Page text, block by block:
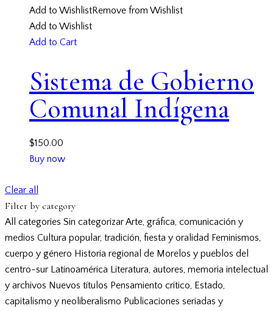
Add to WishlistRemove from Wishlist
Add to Wishlist
Add to Cart
Sistema de Gobierno
Comunal Indígena
$150.00
Buy now
Clear all
Filter by category
All categories Sin categorizarArte, gráfica, comunicación y
medios Cultura popular, tradición, fiesta y oralidad Feminismos,
cuerpo y género Historia regional de Morelos y pueblos del
centro-sur Latinoamérica Literatura, autores, memoria intelectual
y archivos Nuevos títulos Pensamiento crítico, Estado,
capitalismo y neoliberalismo Publicaciones seriadas y